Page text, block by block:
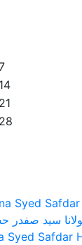
14
21
28
سید
Syed Safdar